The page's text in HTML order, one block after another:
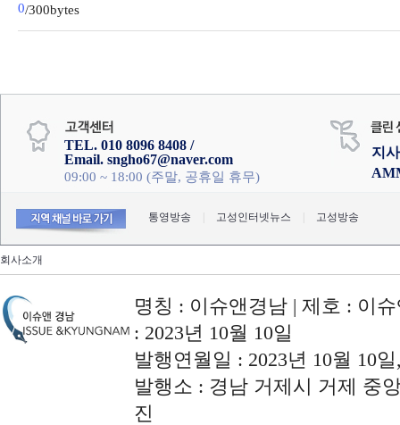
0/300bytes
TEL. 010 8096 8408 /
Email. sngho67@naver.com
09:00 ~ 18:00 (주말, 공휴일 휴무)
지
통영방송 고성인터넷뉴스 고성방송
회사소개
명칭 : 이슈앤경남 | 제호 : 이
: 2023년 10월 10일
발행연월일 : 2023년 10월 10
발행소 : 경남 거제시 거제 중
진